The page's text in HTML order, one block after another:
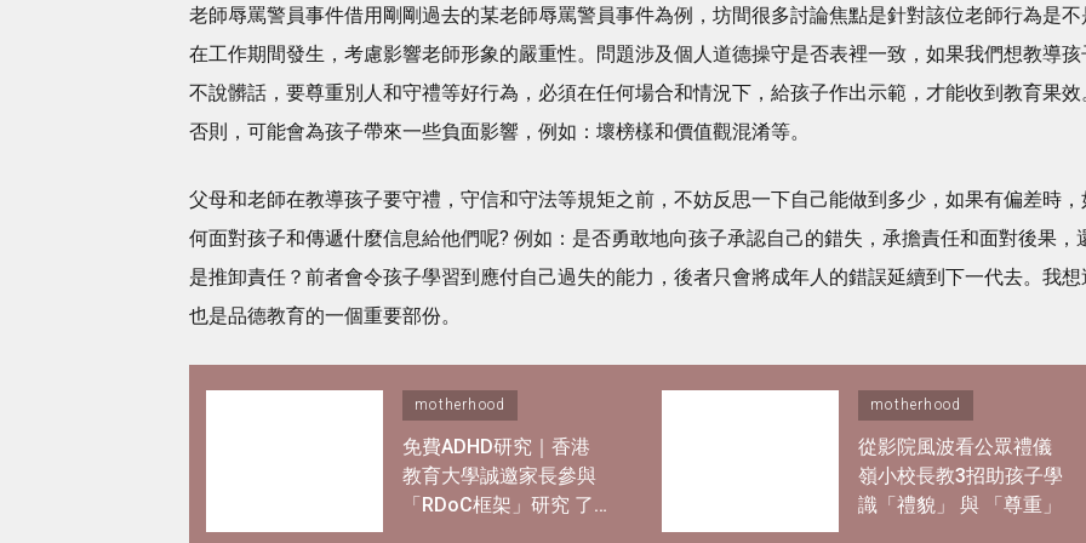
老師辱罵警員事件借用剛剛過去的某老師辱罵警員事件為例，坊間很多討論焦點是針對該位老師行為是不
在工作期間發生，考慮影響老師形象的嚴重性。問題涉及個人道德操守是否表裡一致，如果我們想教導孩
不說髒話，要尊重別人和守禮等好行為，必須在任何場合和情況下，給孩子作出示範，才能收到教育果效
否則，可能會為孩子帶來一些負面影響，例如：壞榜樣和價值觀混淆等。
父母和老師在教導孩子要守禮，守信和守法等規矩之前，不妨反思一下自己能做到多少，如果有偏差時，
何面對孩子和傳遞什麼信息給他們呢? 例如：是否勇敢地向孩子承認自己的錯失，承擔責任和面對後果，
是推卸責任？前者會令孩子學習到應付自己過失的能力，後者只會將成年人的錯誤延續到下一代去。我想
也是品德教育的一個重要部份。
motherhood
免費ADHD研究｜香港
教育大學誠邀家長參與
「RDoC框架」研究 了
motherhood
從影院風波看公眾禮儀
嶺小校長教3招助孩子學
識「禮貌」 與 「尊重」